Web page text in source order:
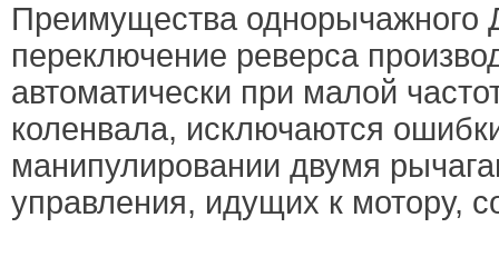
Преимущества однорычажного
переключение реверса
автоматически при малой
коленвала, исключаются
манипулировании двумя
управления, идущих к мотору,